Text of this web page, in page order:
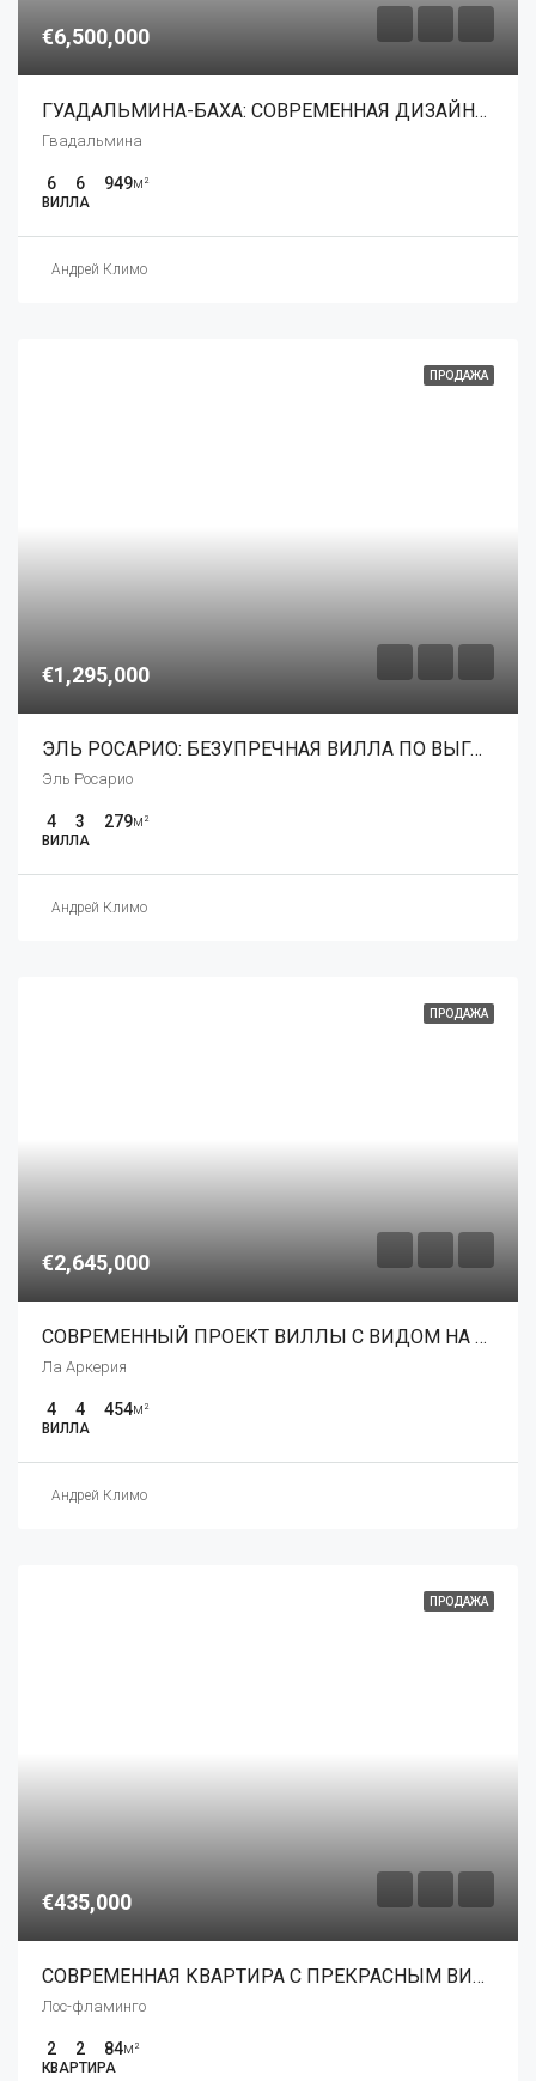
€6,500,000
ГУАДАЛЬМИНА-БАХА: СОВРЕМЕННАЯ ДИЗАЙНЕРСКАЯ ВИЛЛА В СТИЛЕ МАЙАМИ РЯДОМ С УСЛУГАМИ
Гвадальмина
6 6 949м²
ВИЛЛА
Андрей Климо
ПРОДАЖА
€1,295,000
ЭЛЬ РОСАРИО: БЕЗУПРЕЧНАЯ ВИЛЛА ПО ВЫГОДНОЙ ЦЕНЕ
Эль Росарио
4 3 279м²
ВИЛЛА
Андрей Климо
ПРОДАЖА
€2,645,000
СОВРЕМЕННЫЙ ПРОЕКТ ВИЛЛЫ С ВИДОМ НА ГОЛЬФ И МОРЕ
Ла Аркерия
4 4 454м²
ВИЛЛА
Андрей Климо
ПРОДАЖА
€435,000
СОВРЕМЕННАЯ КВАРТИРА С ПРЕКРАСНЫМ ВИДОМ НА МОРЕ И ГОЛЬФ
Лос-фламинго
2 2 84м²
КВАРТИРА